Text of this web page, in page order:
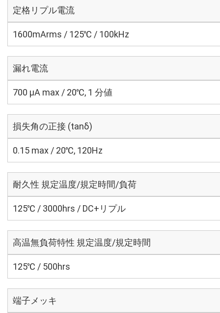
定格リプル電流
1600mArms / 125℃ / 100kHz
漏れ電流
700 μA max / 20℃, 1 分値
損失角の正接 (tanδ)
0.15 max / 20℃, 120Hz
耐久性 規定温度/規定時間/負荷
125℃ / 3000hrs / DC+リプル
高温無負荷特性 規定温度/規定時間
125℃ / 500hrs
端子メッキ